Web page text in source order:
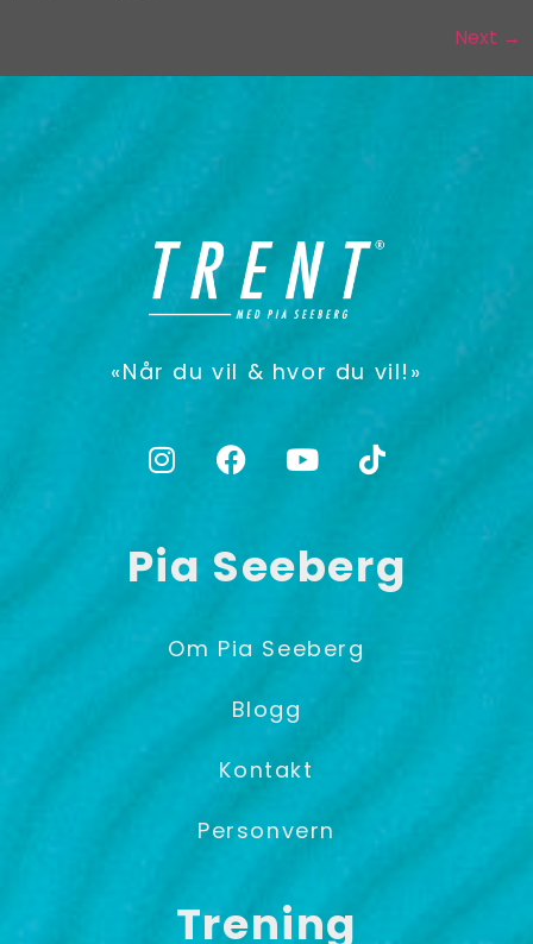
Next →
«Når du vil & hvor du vil!»
Pia Seeberg
Om Pia Seeberg
Blogg
Kontakt
Personvern
Trening